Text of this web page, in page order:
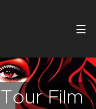
Film